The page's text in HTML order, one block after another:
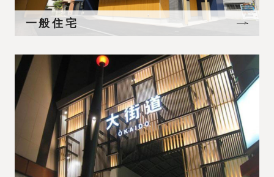
一般住宅